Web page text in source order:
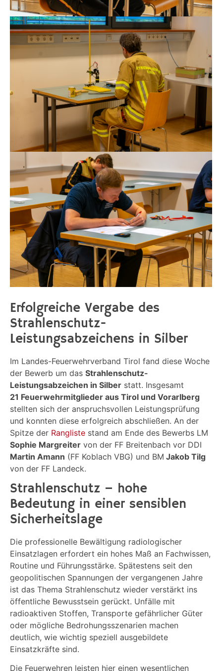
Erfolgreiche Vergabe des
Strahlenschutz-
Leistungsabzeichens in Silber
Im Landes-Feuerwehrverband Tirol fand diese Woche
der Bewerb um das Strahlenschutz-
Leistungsabzeichen in Silber statt. Insgesamt
21 Feuerwehrmitglieder aus Tirol und Vorarlberg
stellten sich der anspruchsvollen Leistungsprüfung
und konnten diese erfolgreich abschließen. An der
Spitze der Rangliste stand am Ende des Bewerbs LM
Sophie Margreiter von der FF Breitenbach vor DDI
Martin Amann (FF Koblach VBG) und BM Jakob Tilg
von der FF Landeck.
Strahlenschutz – hohe
Bedeutung in einer sensiblen
Sicherheitslage
Die professionelle Bewältigung radiologischer
Einsatzlagen erfordert ein hohes Maß an Fachwissen,
Routine und Führungsstärke. Spätestens seit den
geopolitischen Spannungen der vergangenen Jahre
ist das Thema Strahlenschutz wieder verstärkt ins
öffentliche Bewusstsein gerückt. Unfälle mit
radioaktiven Stoffen, Transporte gefährlicher Güter
oder mögliche Bedrohungsszenarien machen
deutlich, wie wichtig speziell ausgebildete
Einsatzkräfte sind.
Die Feuerwehren leisten hier einen wesentlichen